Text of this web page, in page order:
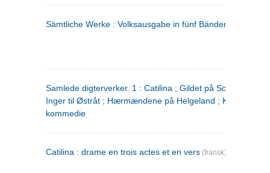
Sämtliche Werke : Volksausgabe in fünf Bänden
Samlede digterverker. 1 : Catilina ; Gildet på Solhaug ; Fru
Inger til Østråt ; Hærmændene på Helgeland ;
kommedie
Catilina : drame en trois actes et en vers (fransk)